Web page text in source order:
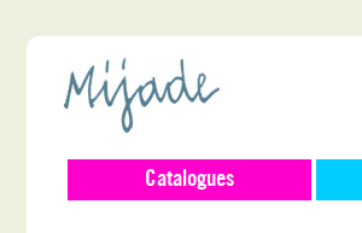
Catalogues